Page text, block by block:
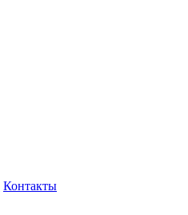
Контакты